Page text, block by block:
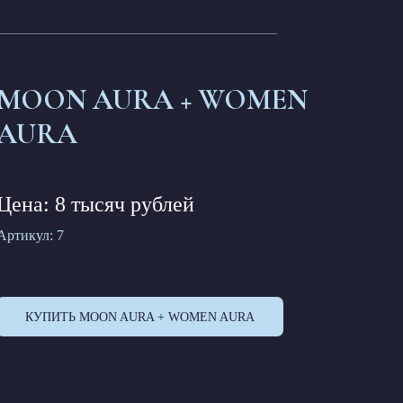
AURA + WOMEN
8 тысяч рублей
7
КУПИТЬ MOON AURA + WOMEN AURA